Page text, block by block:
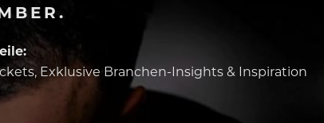
Exklusive Branchen-Insights & Inspiration